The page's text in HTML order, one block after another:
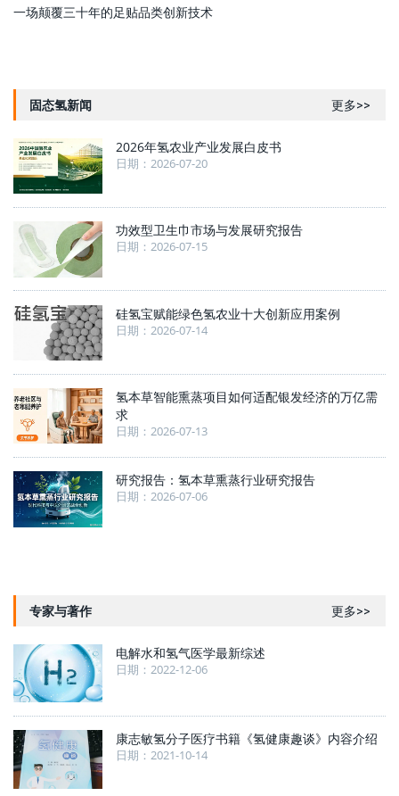
一场颠覆三十年的足贴品类创新技术
固态氢新闻 更多>>
2026年氢农业产业发展白皮书
日期：2026-07-20
功效型卫生巾市场与发展研究报告
日期：2026-07-15
硅氢宝赋能绿色氢农业十大创新应用案例
日期：2026-07-14
氢本草智能熏蒸项目如何适配银发经济的万亿需
求
日期：2026-07-13
研究报告：氢本草熏蒸行业研究报告
日期：2026-07-06
专家与著作 更多>>
电解水和氢气医学最新综述
日期：2022-12-06
康志敏氢分子医疗书籍《氢健康趣谈》内容介绍
日期：2021-10-14